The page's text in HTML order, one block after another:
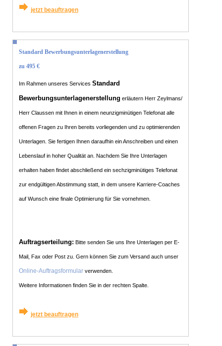
jetzt beauftragen
Standard Bewerbungsunterlagenerstellung
zu 495 €
Im Rahmen unseres Services Standard
Bewerbungsunterlagenerstellung erläutern Herr Zeylmans/
Herr Claussen mit Ihnen in einem neunzigminütigen Telefonat alle
offenen Fragen zu Ihren bereits vorliegenden und zu optimierenden
Unterlagen. Sie fertigen Ihnen daraufhin ein Anschreiben und einen
Lebenslauf in hoher Qualität an. Nachdem Sie Ihre Unterlagen
erhalten haben findet abschließend ein sechzigminütiges Telefonat
zur endgültigen Abstimmung statt, in dem unsere Karriere-Coaches
auf Wunsch eine finale Optimierung für Sie vornehmen.
Auftragserteilung: Bitte senden Sie uns Ihre Unterlagen per E-
Mail, Fax oder Post zu. Gern können Sie zum Versand auch unser
Online-Auftragsformular verwenden.
Weitere Informationen finden Sie in der rechten Spalte.
jetzt beauftragen